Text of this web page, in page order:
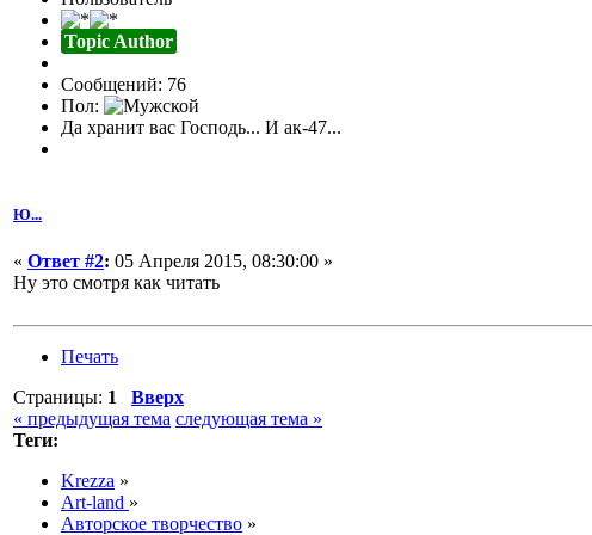
Topic Author
Сообщений: 76
Пол:
Да хранит вас Господь... И ак-47...
Ю...
« Ответ #2: 05 Апреля 2015, 08:30:00 »
Ну это смотря как читать
Печать
Страницы: 1
Вверх
« предыдущая тема следующая тема »
Теги:
Krezza »
Art-land »
Авторское творчество »